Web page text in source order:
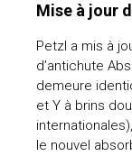
Mise à jour
Petzl a mis à
d’antichute
demeure
et Y à brins
le nouvel